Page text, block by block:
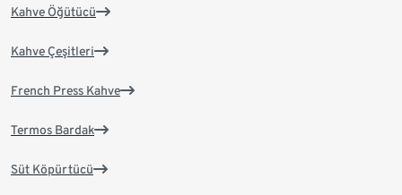
Kahve Öğütücü
Kahve Çeşitleri
French Press Kahve
Termos Bardak
Süt Köpürtücü